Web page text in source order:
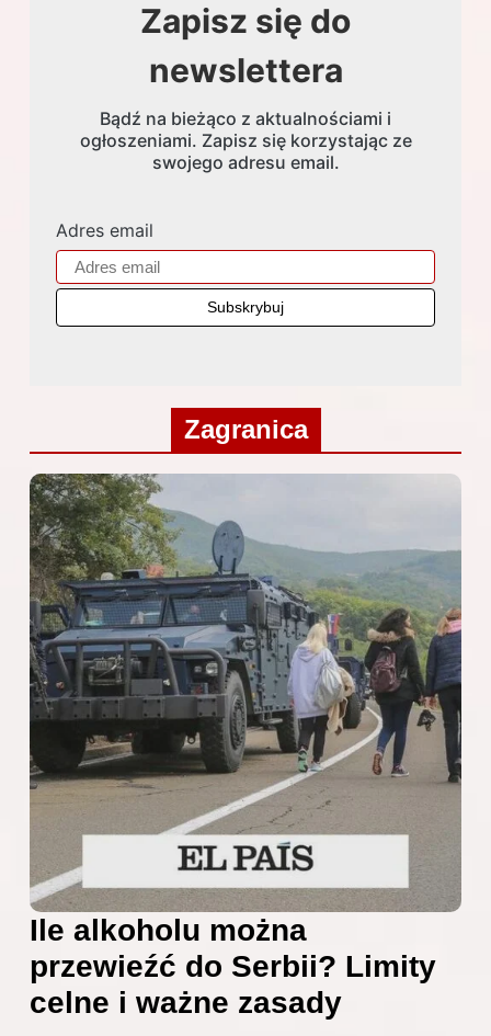
Zapisz się do
newslettera
Bądź na bieżąco z aktualnościami i
ogłoszeniami. Zapisz się korzystając ze
swojego adresu email.
Adres email
Zagranica
Ile alkoholu można
przewieźć do Serbii? Limity
celne i ważne zasady